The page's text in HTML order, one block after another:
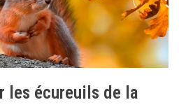
les écureuils de la